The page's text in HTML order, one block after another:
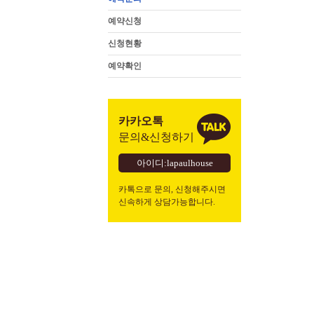
예약신청
신청현황
예약확인
카카오톡
문의&신청하기
아이디:lapaulhouse
카톡으로 문의, 신청해주시면
신속하게 상담가능합니다.